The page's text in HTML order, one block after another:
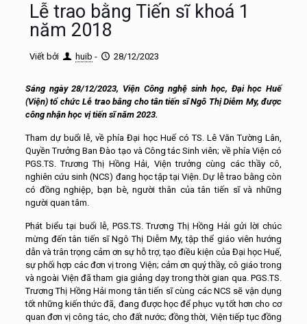
Lễ trao bằng Tiến sĩ khoá 1
năm 2018
Viết bởi huib - 28/12/2023
Sáng ngày 28/12/2023, Viện Công nghệ sinh học, Đại học Huế
(Viện) tổ chức Lễ trao bằng cho tân tiến sĩ Ngô Thị Diễm My, được
công nhận học vị tiến sĩ năm 2023.
Tham dự buổi lễ, về phía Đại học Huế có TS. Lê Văn Tường Lân,
Quyền Trưởng Ban Đào tạo và Công tác Sinh viên; về phía Viện có
PGS.TS. Trương Thị Hồng Hải, Viện trưởng cùng các thầy cô,
nghiên cứu sinh (NCS) đang học tập tại Viện. Dự lễ trao bằng còn
có đồng nghiệp, bạn bè, người thân của tân tiến sĩ và những
người quan tâm.
Phát biểu tại buổi lễ, PGS.TS. Trương Thị Hồng Hải gửi lời chúc
mừng đến tân tiến sĩ Ngô Thị Diễm My, tập thể giáo viên hướng
dẫn và trân trọng cảm ơn sự hỗ trợ, tạo điều kiện của Đại học Huế,
sự phối hợp các đơn vị trong Viện; cảm ơn quý thầy, cô giáo trong
và ngoài Viện đã tham gia giảng dạy trong thời gian qua. PGS.TS.
Trương Thị Hồng Hải mong tân tiến sĩ cùng các NCS sẽ vận dụng
tốt những kiến thức đã, đang được học để phục vụ tốt hơn cho cơ
quan đơn vị công tác, cho đất nước; đồng thời, Viện tiếp tục đồng